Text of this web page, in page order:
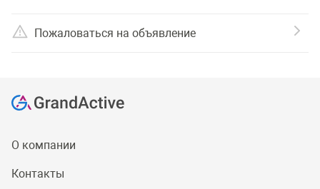
Пожаловаться на объявление
О компании
Контакты